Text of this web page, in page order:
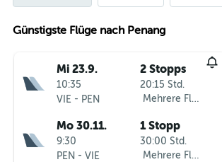
Günstigste Flüge nach Penang
Mi 23.9.
10:35
VIE - PEN
2 Stopps
20:15 Std.
Mehrere Fluglinien
Mo 30.11.
9:30
PEN - VIE
1 Stopp
30:00 Std.
Mehrere Fluglinien